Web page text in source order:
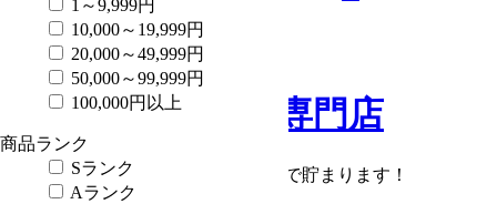
現在カート内に
商品はございません。
会員登録で 購入額の1％ がポイントで貯まります！
1～9,999円
10,000～19,999円
20,000～49,999円
50,000～99,999円
100,000円以上
商品ランク
Sランク
Aランク